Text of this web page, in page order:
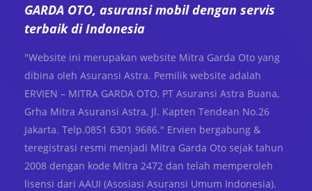
GARDA OTO, asuransi mobil dengan servis
terbaik di Indonesia
"Website ini merupakan website Mitra Garda Oto yang
dibina oleh Asuransi Astra. Pemilik website adalah
ERVIEN – MITRA GARDA OTO, PT Asuransi Astra Buana,
Grha Mitra Asuransi Astra, Jl. Kapten Tendean No.26
Jakarta. Telp.0851 6301 9686." Ervien bergabung &
teregistrasi resmi menjadi Mitra Garda Oto sejak tahun
2008 dengan kode Mitra 2472 dan telah memperoleh
lisensi dari AAUI (Asosiasi Asuransi Umum Indonesia).